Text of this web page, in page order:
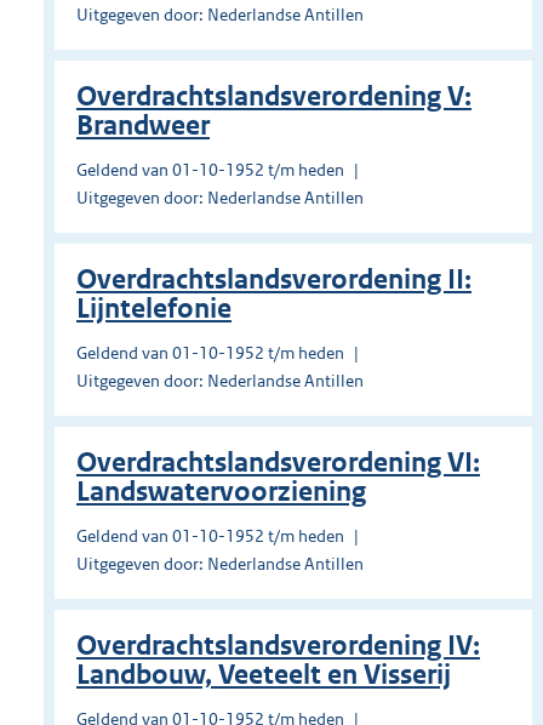
Uitgegeven door: Nederlandse Antillen
Overdrachtslandsverordening V:
Brandweer
Geldend van 01-10-1952 t/m heden
Uitgegeven door: Nederlandse Antillen
Overdrachtslandsverordening II:
Lijntelefonie
Geldend van 01-10-1952 t/m heden
Uitgegeven door: Nederlandse Antillen
Overdrachtslandsverordening VI:
Landswatervoorziening
Geldend van 01-10-1952 t/m heden
Uitgegeven door: Nederlandse Antillen
Overdrachtslandsverordening IV:
Landbouw, Veeteelt en Visserij
Geldend van 01-10-1952 t/m heden